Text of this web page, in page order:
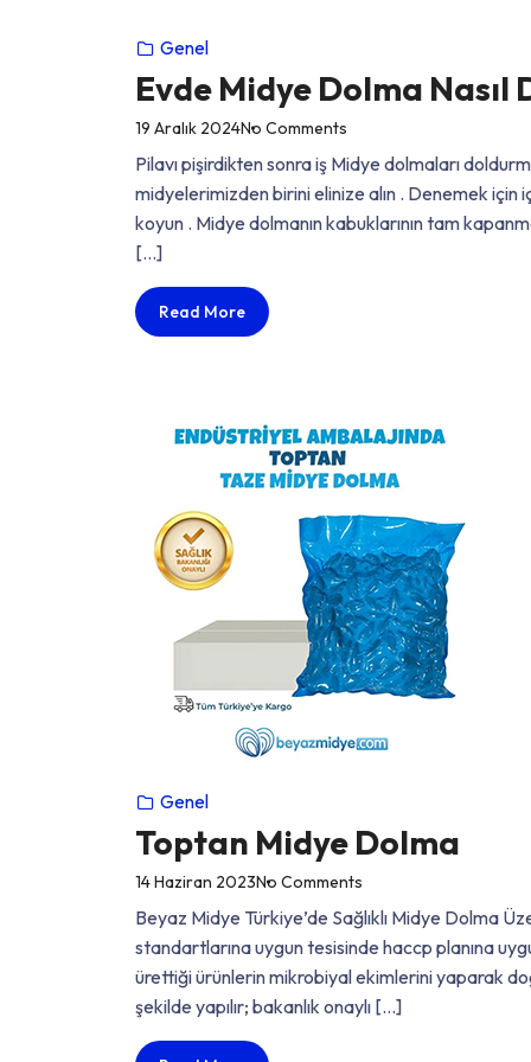
Genel
Evde Midye Dolma Nasıl
19 Aralık 2024No Comments
“Evde
Midye
Dolma
Nasıl
Pilavı pişirdikten sonra iş Midye dolmaları
midyelerimizden birini elinize alın . Denemek için
koyun . Midye dolmanın kabuklarının tam
[…]
Evde
Midye
Read More
Genel
Toptan Midye Dolma
14 Haziran 2023No Comments
“Toptan
Midye
Dolma”
Beyaz Midye Türkiye’de Sağlıklı Midye Dolma
standartlarına uygun tesisinde haccp planına
ürettiği ürünlerin mikrobiyal ekimlerini yaparak
şekilde yapılır; bakanlık onaylı […]